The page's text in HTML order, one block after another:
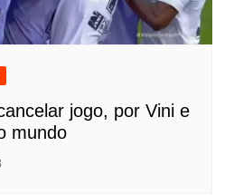
jogo, por Vini e
mundo